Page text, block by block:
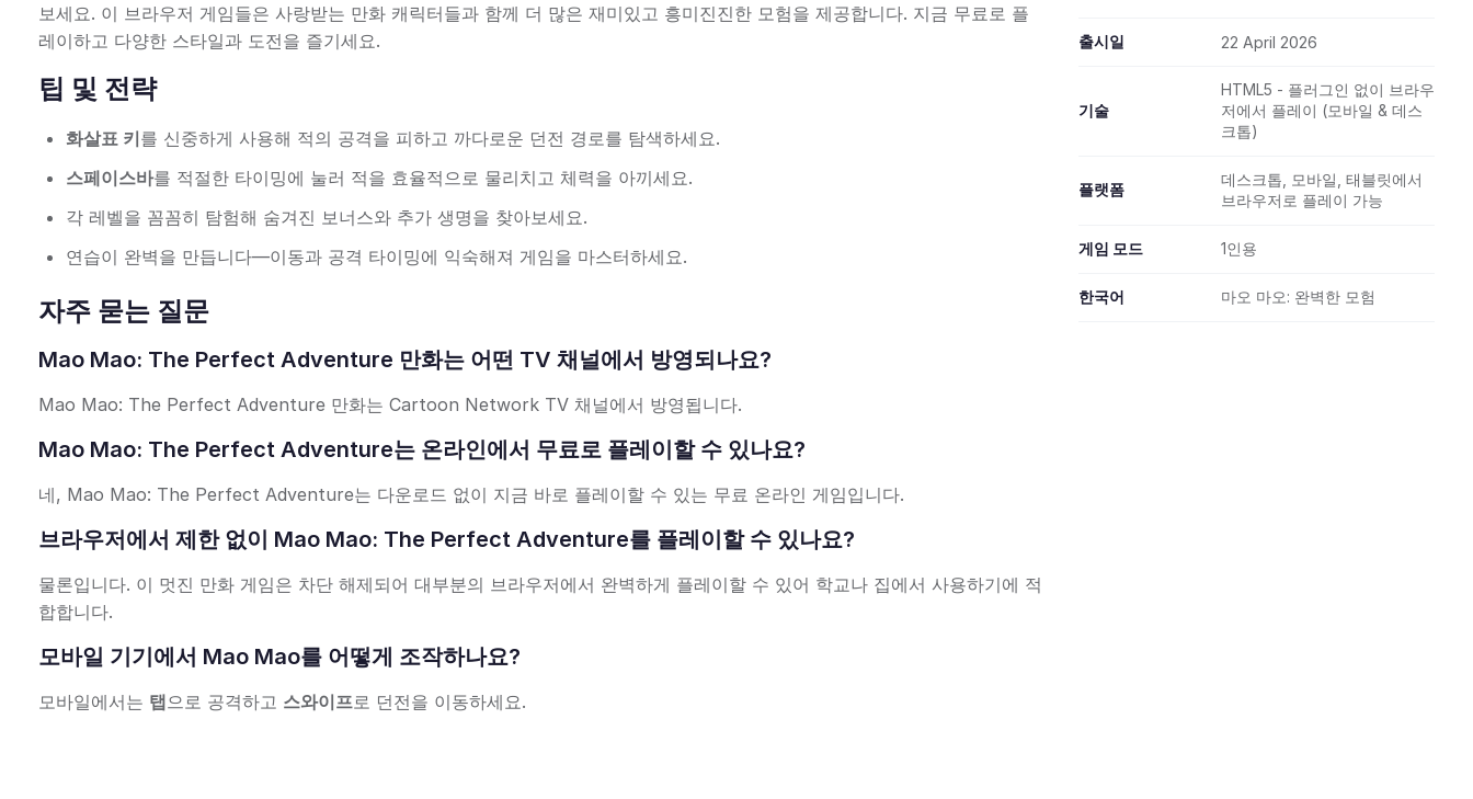
보세요. 이 브라우저 게임들은 사랑받는 만화 캐릭터들과 함께 더 많은 재미있고 흥미진진한 모험을 제공합니다. 지금 무료로 플
레이하고 다양한 스타일과 도전을 즐기세요.
팁 및 전략
화살표 키를 신중하게 사용해 적의 공격을 피하고 까다로운 던전 경로를 탐색하세요.
스페이스바를 적절한 타이밍에 눌러 적을 효율적으로 물리치고 체력을 아끼세요.
각 레벨을 꼼꼼히 탐험해 숨겨진 보너스와 추가 생명을 찾아보세요.
연습이 완벽을 만듭니다—이동과 공격 타이밍에 익숙해져 게임을 마스터하세요.
자주 묻는 질문
Mao Mao: The Perfect Adventure 만화는 어떤 TV 채널에서 방영되나요?
Mao Mao: The Perfect Adventure 만화는 Cartoon Network TV 채널에서 방영됩니다.
Mao Mao: The Perfect Adventure는 온라인에서 무료로 플레이할 수 있나요?
네, Mao Mao: The Perfect Adventure는 다운로드 없이 지금 바로 플레이할 수 있는 무료 온라인 게임입니다.
브라우저에서 제한 없이 Mao Mao: The Perfect Adventure를 플레이할 수 있나요?
물론입니다. 이 멋진 만화 게임은 차단 해제되어 대부분의 브라우저에서 완벽하게 플레이할 수 있어 학교나 집에서 사용하기에 적
합합니다.
모바일 기기에서 Mao Mao를 어떻게 조작하나요?
모바일에서는 탭으로 공격하고 스와이프로 던전을 이동하세요.
출시일 22 April 2026
기술
HTML5 - 플러그인 없이 브라우
저에서 플레이 (모바일 & 데스
크톱)
플랫폼
데스크톱, 모바일, 태블릿에서
브라우저로 플레이 가능
게임 모드 1인용
한국어 마오 마오: 완벽한 모험